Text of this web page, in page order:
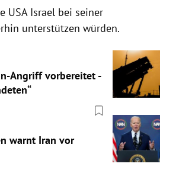
USA Israel bei seiner
unterstützen würden.
Angriff vorbereitet -
warnt Iran vor